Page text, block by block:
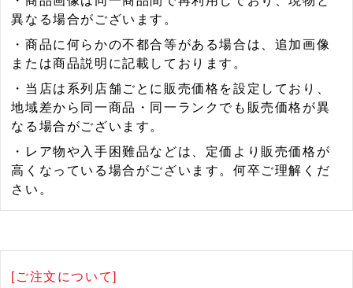
異なる場合がございます。
・商品に何らかの不都合等がある場合は、追加画像
または商品説明に記載しております。
・当店は系列店舗ごとに販売価格を設定しており、
地域差から同一商品・同一ランクでも販売価格が異
なる場合がございます。
・レア物や入手困難品などは、定価より販売価格が
高くなっている場合がございます。何卒ご理解くだ
さい。
[ご注文について]